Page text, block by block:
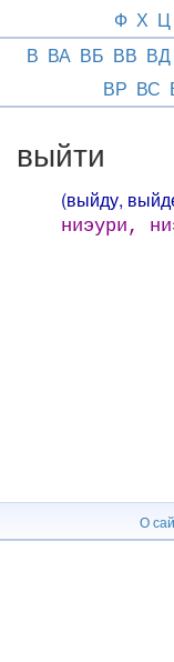
Ф Х Ц
В ВА ВБ ВВ ВД
ВР ВС
выйти
(выйду,
ниэури,
О